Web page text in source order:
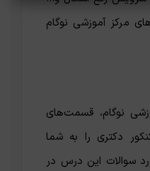
مرکز آموزشی نوگام
نوگام، قسمت‌های
دکتری را به شما
سوالات این درس در